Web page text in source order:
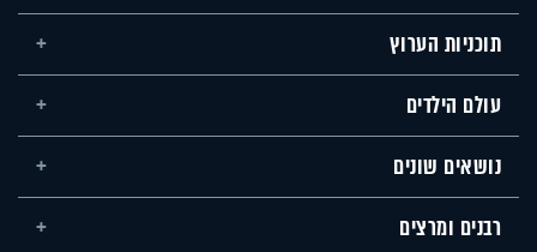
תוכניות הערוץ
עולם הילדים
נושאים שונים
רבנים ומרצים